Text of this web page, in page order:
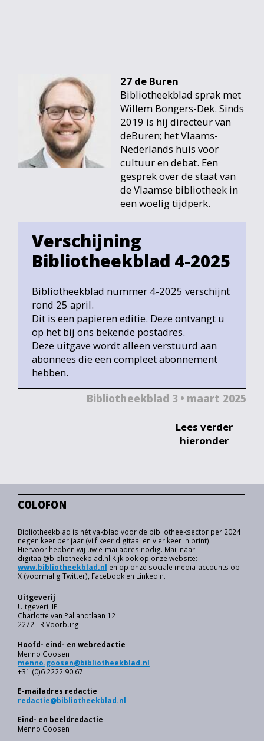
Bibliotheekblad 3 • maart 2025
Lees verder
hieronder
Verschijning
Bibliotheekblad 4-2025
27 de Buren
Bibliotheekblad sprak met
Willem Bongers-Dek. Sinds
2019 is hij directeur van
deBuren; het Vlaams-
Nederlands huis voor
cultuur en debat. Een
gesprek over de staat van
de Vlaamse bibliotheek in
een woelig tijdperk.
Bibliotheekblad nummer 4-2025 verschijnt
rond 25 april.
Dit is een papieren editie. Deze ontvangt u
op het bij ons bekende postadres.
Deze uitgave wordt alleen verstuurd aan
abonnees die een compleet abonnement
hebben.
Menno Goosen
Eind- en beeldredactie
redactie@bibliotheekblad.nl
E-mailadres redactie
Menno Goosen
menno.goosen@bibliotheekblad.nl
+31 (0)6 2222 90 67
Hoofd- eind- en webredactie
Uitgeverij IP
Charlotte van Pallandtlaan 12
2272 TR Voorburg
Uitgeverij
Bibliotheekblad is hét vakblad voor de bibliotheeksector per 2024
negen keer per jaar (vijf keer digitaal en vier keer in print).
Hiervoor hebben wij uw e-mailadres nodig. Mail naar
digitaal@bibliotheekblad.nl.Kijk ook op onze website:
www.bibliotheekblad.nl en op onze sociale media-accounts op
X (voormalig Twitter), Facebook en LinkedIn.
COLOFON